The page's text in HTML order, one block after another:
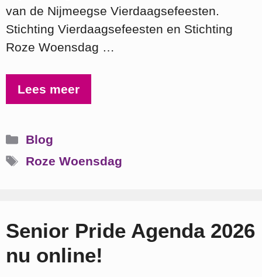
van de Nijmeegse Vierdaagsefeesten.
Stichting Vierdaagsefeesten en Stichting
Roze Woensdag …
Lees meer
Categorieën
Blog
Tags
Roze Woensdag
Senior Pride Agenda 2026
nu online!